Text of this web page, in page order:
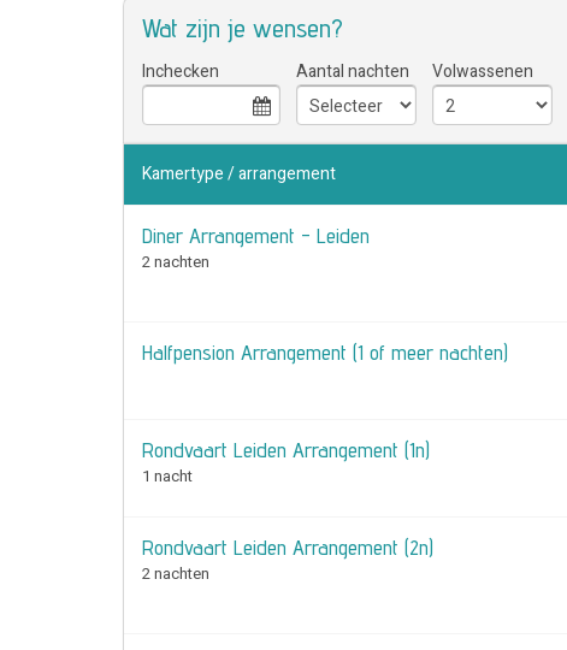
Wat zijn je wensen?
Inchecken Aantal nachten Volwassenen
Kamertype / arrangement
Diner Arrangement - Leiden
2 nachten
Halfpension Arrangement (1 of meer nachten)
Rondvaart Leiden Arrangement (1n)
1 nacht
Rondvaart Leiden Arrangement (2n)
2 nachten